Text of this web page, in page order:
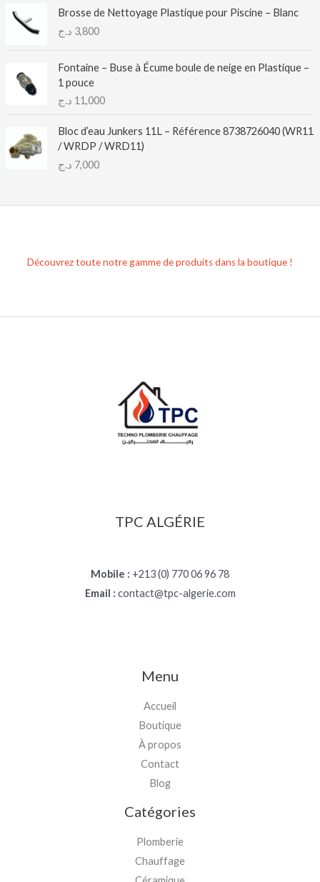
Brosse de Nettoyage Plastique pour Piscine – Blanc
3,800 د.ج
Fontaine – Buse à Écume boule de neige en Plastique –
1 pouce
11,000 د.ج
Bloc d’eau Junkers 11L – Référence 8738726040 (WR11
/ WRDP / WRD11)
7,000 د.ج
Découvrez toute notre gamme de produits dans la boutique !
TPC ALGÉRIE
Mobile : +213 (0) 770 06 96 78
Email : contact@tpc-algerie.com
Menu
Accueil
Boutique
À propos
Contact
Blog
Catégories
Plomberie
Chauffage